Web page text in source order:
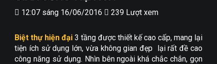
12:07 sáng 16/06/2016 239 Lượt xem
Biệt thự hiện đại 3 tầng được thiết kế cao cấp, mang lại
tiện ích sử dụng lớn, vừa không gian đẹp lại rất đề cao
công năng sử dụng. Nhìn bên ngoài khá chắc chắn, gọn